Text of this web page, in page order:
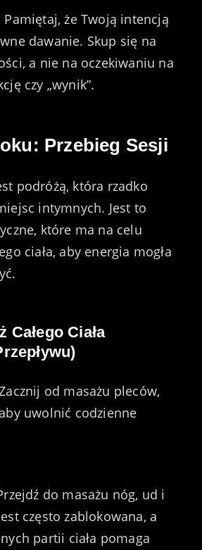
Pamiętaj, że Twoją intencją
dawanie. Skup się na
a nie na oczekiwaniu na
czy „wynik”.
Przebieg Sesji
podróżą, która rzadko
intymnych. Jest to
które ma na celu
ciała, aby energia mogła
Całego Ciała
od masażu pleców,
uwolnić codzienne
do masażu nóg, ud i
często zablokowana, a
partii ciała pomaga